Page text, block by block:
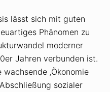
lässt sich mit guten
Phänomen zu
moderner
Jahren verbunden ist.
‚Ökonomie
sozialer